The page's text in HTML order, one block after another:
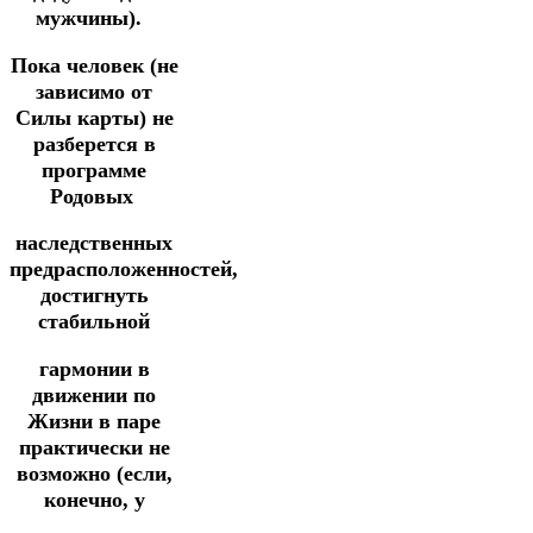
мужчины).
Пока человек (не
зависимо от
Силы карты) не
разберется в
программе
Родовых
наследственных
предрасположенностей,
достигнуть
стабильной
гармонии в
движении по
Жизни в паре
практически не
возможно (если,
конечно, у